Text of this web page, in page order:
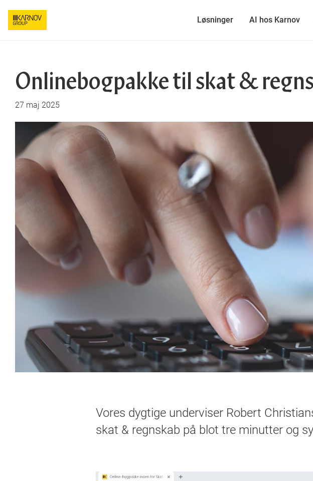
Løsninger AI hos Karnov
Onlinebogpakke til skat &
27 maj 2025
Vores dygtige underviser Robert
skat & regnskab på blot tre minutter og